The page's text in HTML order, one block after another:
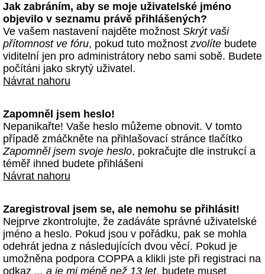
Jak zabráním, aby se moje uživatelské jméno
objevilo v seznamu právě přihlášených?
Ve vašem nastavení najděte možnost Skrýt vaši
přítomnost ve fóru, pokud tuto možnost zvolíte budete
viditelní jen pro administrátory nebo sami sobě. Budete
počítáni jako skrytý uživatel.
Návrat nahoru
Zapomněl jsem heslo!
Nepanikařte! Vaše heslo můžeme obnovit. V tomto
případě zmáčkněte na přihlašovací stránce tlačítko
Zapomněl jsem svoje heslo, pokračujte dle instrukcí a
téměř ihned budete přihlášeni
Návrat nahoru
Zaregistroval jsem se, ale nemohu se přihlásit!
Nejprve zkontrolujte, že zadáváte správné uživatelské
jméno a heslo. Pokud jsou v pořádku, pak se mohla
odehrát jedna z následujících dvou věcí. Pokud je
umožněna podpora COPPA a klikli jste při registraci na
odkaz ... a je mi méně než 13 let, budete muset